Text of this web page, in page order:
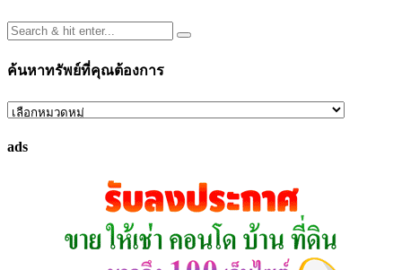
ค้นหาทรัพย์ที่คุณต้องการ
ค้นหา
ที่
ads